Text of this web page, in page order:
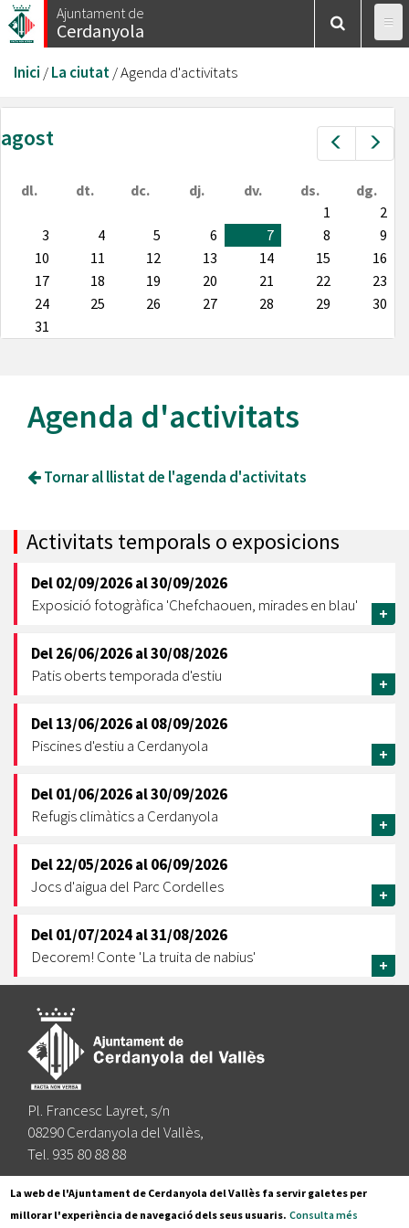
Vés
al
Ajuntament de
Cerdanyola
Esteu
aquí
Inici /La ciutat/Agenda d'activitats
Prev
agost
dl. dt. dc. dj. dv. ds.
dg.
1
2
3
4 5 6 7 8
9
10
11 12 13 14 15
16
17
18 19 20 21 22
23
24
25 26 27 28 29
30
31
Agenda d'activitats
Tornar al llistat de l'agenda d'activitats
Activitats temporals o exposicions
Del02/09/2026al30/09/2026
Exposició fotogràfica 'Chefchaouen, mirades en blau'
+
Del26/06/2026al30/08/2026
Patis oberts temporada d'estiu
+
Del13/06/2026al08/09/2026
Piscines d'estiu a Cerdanyola
+
Del01/06/2026al30/09/2026
Refugis climàtics a Cerdanyola
+
Del22/05/2026al06/09/2026
Jocs d'aigua del Parc Cordelles
+
Del01/07/2024al31/08/2026
Decorem! Conte 'La truita de nabius'
+
Pl. Francesc Layret, s/n
08290 Cerdanyola del Vallès,
Tel. 935 80 88 88
Segueix-nos a:
La web de l'Ajuntament de Cerdanyola del Vallès fa servir galetes per
millorar l'experiència de navegació dels seus usuaris. Consulta més